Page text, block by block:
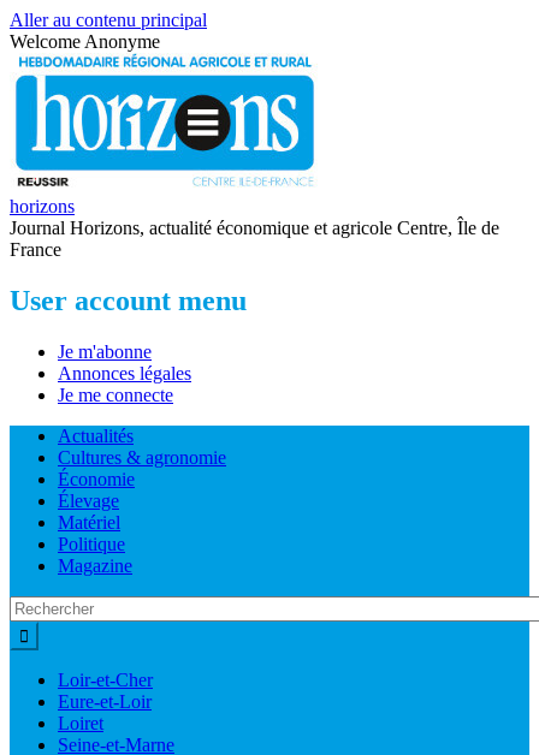
Aller au contenu principal
Welcome Anonyme
horizons
Journal Horizons, actualité économique et agricole Centre, Île de
France
User account menu
Je m'abonne
Annonces légales
Je me connecte
Actualités
Cultures & agronomie
Économie
Élevage
Matériel
Politique
Magazine
Loir-et-Cher
Eure-et-Loir
Loiret
Seine-et-Marne